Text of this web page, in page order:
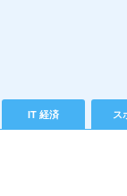
IT 経済 ス